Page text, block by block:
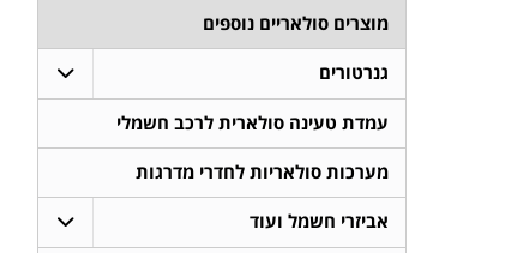
מוצרים סולאריים נוספים
גנרטורים
עמדת טעינה סולארית לרכב חשמלי
מערכות סולאריות לחדרי מדרגות
אביזרי חשמל ועוד